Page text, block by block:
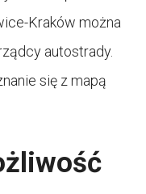
Kraków można
autostrady.
się z mapą